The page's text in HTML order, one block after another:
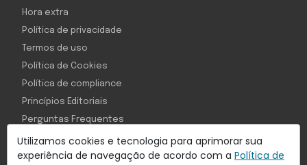
Utilizamos cookies e tecnologia para aprimorar sua
experiência de navegação de acordo com a Política de
Hora extra
Política de privacidade
Termos de uso
Política de Cookies
Política de compliance
Princípios Editoriais
Perguntas Frequentes